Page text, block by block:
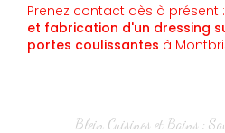
Prenez contact dès à présent :
et fabrication d'un dressing
portes coulissantes à
Blein Cuisines et Bains :